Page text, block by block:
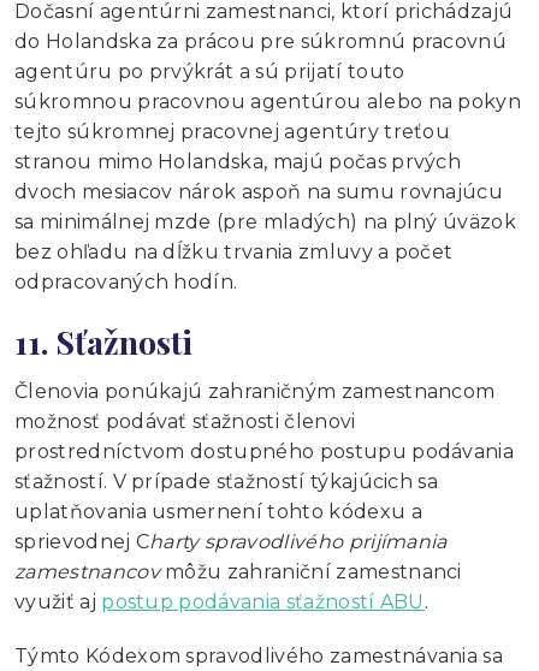
Dočasní agentúrni zamestnanci, ktorí prichádzajú
do Holandska za prácou pre súkromnú pracovnú
agentúru po prvýkrát a sú prijatí touto
súkromnou pracovnou agentúrou alebo na pokyn
tejto súkromnej pracovnej agentúry treťou
stranou mimo Holandska, majú počas prvých
dvoch mesiacov nárok aspoň na sumu rovnajúcu
sa minimálnej mzde (pre mladých) na plný úväzok
bez ohľadu na dĺžku trvania zmluvy a počet
odpracovaných hodín.
11. Sťažnosti
Členovia ponúkajú zahraničným zamestnancom
možnosť podávať sťažnosti členovi
prostredníctvom dostupného postupu podávania
sťažností. V prípade sťažností týkajúcich sa
uplatňovania usmernení tohto kódexu a
sprievodnej Charty spravodlivého prijímania
zamestnancovmôžu zahraniční zamestnanci
využiť aj postup podávania sťažností ABU .
Týmto Kódexom spravodlivého zamestnávania sa